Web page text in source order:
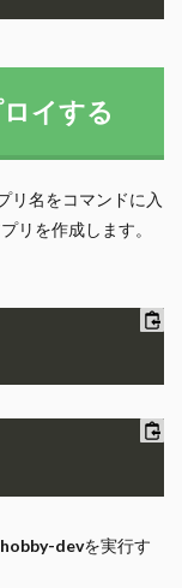
イする
リ名をコマンドに入
リを作成します。
devを実行す